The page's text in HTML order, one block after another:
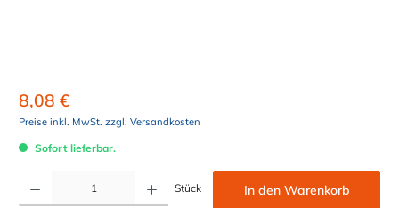
8,08 €
Preise inkl. MwSt. zzgl. Versandkosten
Sofort lieferbar.
Stück In den Warenkorb